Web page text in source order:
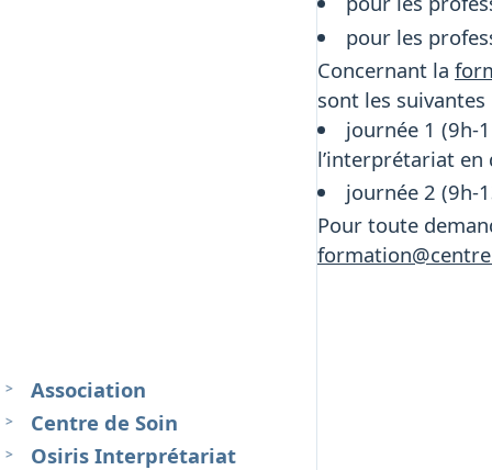
Association
Centre de Soin
Osiris Interprétariat
pour les
Concernant la
sont les suivantes
journée 1 (9h-
l’interprétariat en
journée 2 (9h-
Pour toute